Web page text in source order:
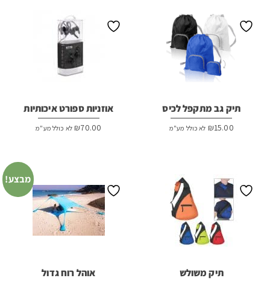
תיק גב מתקפל לכיס
₪15.00 לא כולל מע"מ
אוזניות ספורט איכותיות
₪70.00 לא כולל מע"מ
תיק משולש
מבצע!
אוהל רוח גדול